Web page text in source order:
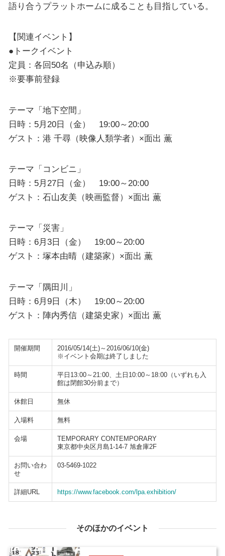
語り合うプラットホームに成ることも目指している。
【関連イベント】
●トークイベント
定員：各回50名（申込み順）
※要事前登録
テーマ「地下空間」
日時：5月20日（金） 19:00～20:00
ゲスト：港 千尋（映像人類学者）×面出 薫
テーマ「コンビニ」
日時：5月27日（金） 19:00～20:00
ゲスト：石山友美（映画監督）×面出 薫
テーマ「災害」
日時：6月3日（金） 19:00～20:00
ゲスト：塚本由晴（建築家）×面出 薫
テーマ「隅田川」
日時：6月9日（木） 19:00～20:00
ゲスト：陣内秀信（建築史家）×面出 薫
開催期間
2016/05/14(土)～2016/06/10(金)
※イベント会期は終了しました
時間
平日13:00～21:00、土日10:00～18:00（いずれも入
館は閉館30分前まで）
休館日 無休
入場料 無料
会場
TEMPORARY CONTEMPORARY
東京都中央区月島1-14-7 旭倉庫2F
お問い合わ
せ
03-5469-1022
詳細URL https://www.facebook.com/lpa.exhibition/
そのほかのイベント